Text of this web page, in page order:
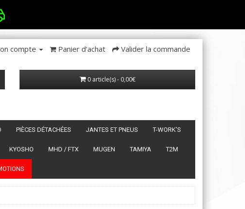
compte Panier d’achat Valider la commande
0 article(s) - 0,00€
PIÈCES DÉTACHÉES JANTES ET PNEUS T-WORK'S
KYOSHO MHD / FTX MUGEN TAMIYA T2M